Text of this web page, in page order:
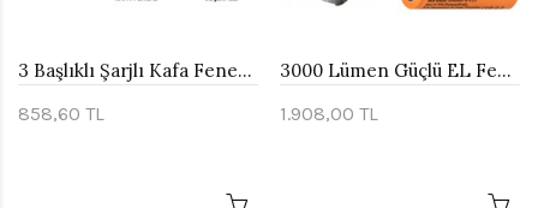
3 Başlıklı Şarjlı Kafa Feneri Watton Wt-256
858,60 TL
3000 Lümen Güçlü EL Feneri Watton Wt-600
1.908,00 TL